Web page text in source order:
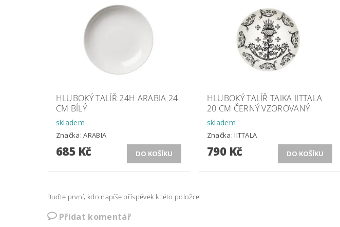
HLUBOKÝ TALÍŘ 24H ARABIA 24
CM BÍLÝ
skladem
Značka:ARABIA
685 Kč
HLUBOKÝ TALÍŘ TAIKA IITTALA
20 CM ČERNÝ VZOROVANÝ
skladem
Značka:IITTALA
790 Kč
Buďte první, kdo napíše příspěvek k této položce.
Přidat komentář